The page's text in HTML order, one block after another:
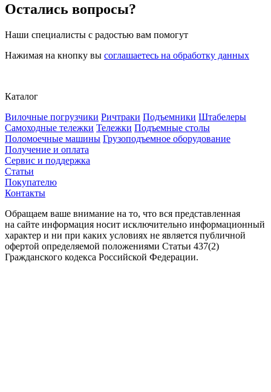
Остались вопросы?
Наши специалисты с радостью вам помогут
Нажимая на кнопку вы соглашаетесь на обработку данных
Каталог
Вилочные погрузчики Ричтраки Подъемники Штабелеры
Самоходные тележки Тележки Подъемные столы
Поломоечные машины Грузоподъемное оборудование
Получение и оплата
Сервис и поддержка
Статьи
Покупателю
Контакты
Обращаем ваше внимание на то, что вся представленная
на сайте информация носит исключительно информационный
характер и ни при каких условиях не является публичной
офертой определяемой положениями Статьи 437(2)
Гражданского кодекса Российской Федерации.